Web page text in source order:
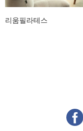
리움필라테스